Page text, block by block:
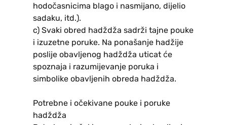
hodočasnicima blago i nasmijano, dijelio
sadaku, itd.).
c) Svaki obred hadždža sadrži tajne pouke
i izuzetne poruke. Na ponašanje hadžije
poslije obavljenog hadždža uticat će
spoznaja i razumijevanje poruka i
simbolike obavljenih obreda hadždža.
Potrebne i očekivane pouke i poruke
hadždža